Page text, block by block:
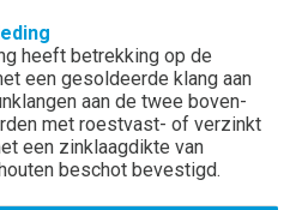
heeft betrekking op de
een gesoldeerde klang aan
aan de twee boven-
met roestvast- of verzinkt
een zinklaagdikte van
beschot bevestigd.